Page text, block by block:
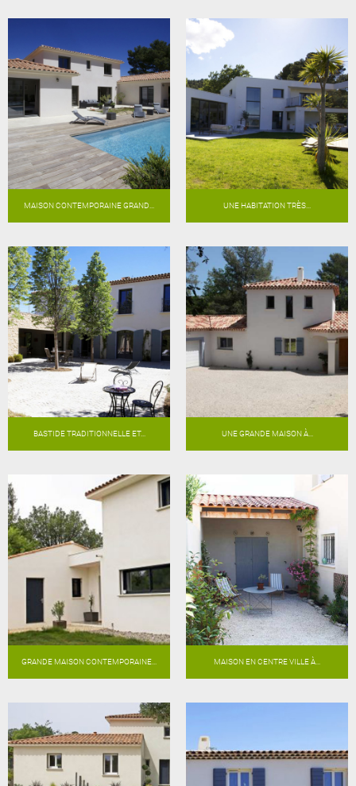
MAISON CONTEMPORAINE GRAND... UNE HABITATION TRÈS...
BASTIDE TRADITIONNELLE ET... UNE GRANDE MAISON À...
GRANDE MAISON CONTEMPORAINE... MAISON EN CENTRE VILLE À...